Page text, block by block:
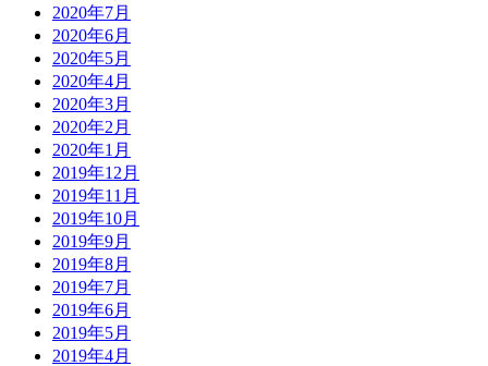
2020年7月
2020年6月
2020年5月
2020年4月
2020年3月
2020年2月
2020年1月
2019年12月
2019年11月
2019年10月
2019年9月
2019年8月
2019年7月
2019年6月
2019年5月
2019年4月